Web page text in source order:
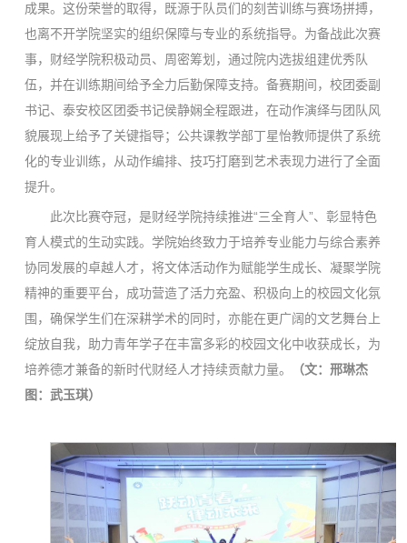
成果。这份荣誉的取得，既源于队员们的刻苦训练与赛场拼搏，
也离不开学院坚实的组织保障与专业的系统指导。为备战此次赛
事，财经学院积极动员、周密筹划，通过院内选拔组建优秀队
伍，并在训练期间给予全力后勤保障支持。备赛期间，校团委副
书记、泰安校区团委书记侯静娴全程跟进，在动作演绎与团队风
貌展现上给予了关键指导；公共课教学部丁星怡教师提供了系统
化的专业训练，从动作编排、技巧打磨到艺术表现力进行了全面
提升。
此次比赛夺冠，是财经学院持续推进“三全育人”、彰显特色
育人模式的生动实践。学院始终致力于培养专业能力与综合素养
协同发展的卓越人才，将文体活动作为赋能学生成长、凝聚学院
精神的重要平台，成功营造了活力充盈、积极向上的校园文化氛
围，确保学生们在深耕学术的同时，亦能在更广阔的文艺舞台上
绽放自我，助力青年学子在丰富多彩的校园文化中收获成长，为
培养德才兼备的新时代财经人才持续贡献力量。
（文：邢琳杰
图：武玉琪）